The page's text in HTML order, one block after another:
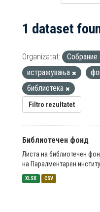
1 dataset
Organizatat: Собрание
истражувања
библиотека
Filtro rezultatet
Библиотечен фонд
Листа на библиотечен
на Паралментарен
XLSX CSV